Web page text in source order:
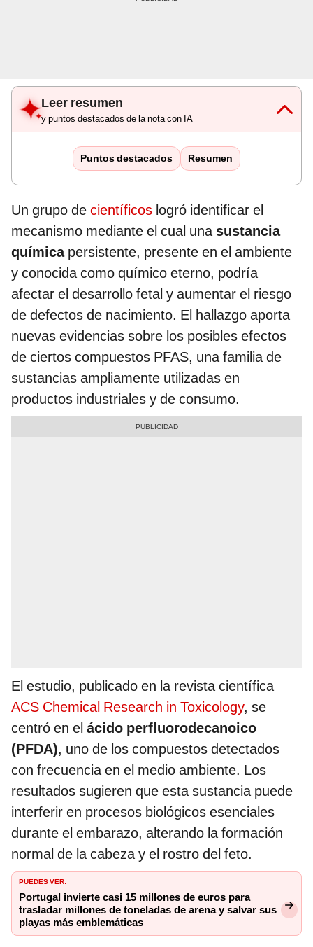
Leer resumen
y puntos destacados de la nota con IA
Puntos destacados Resumen
Un grupo de científicos logró identificar el
mecanismo mediante el cual una sustancia
químicapersistente, presente en el ambiente
y conocida como químico eterno, podría
afectar el desarrollo fetal y aumentar el riesgo
de defectos de nacimiento. El hallazgo aporta
nuevas evidencias sobre los posibles efectos
de ciertos compuestos PFAS, una familia de
sustancias ampliamente utilizadas en
productos industriales y de consumo.
El estudio, publicado en la revista científica
ACS Chemical Research in Toxicology, se
centró en el ácido perfluorodecanoico
(PFDA), uno de los compuestos detectados
con frecuencia en el medio ambiente. Los
resultados sugieren que esta sustancia puede
interferir en procesos biológicos esenciales
durante el embarazo, alterando la formación
normal de la cabeza y el rostro del feto.
PUEDES VER:
Portugal invierte casi 15 millones de euros para
trasladar millones de toneladas de arena y salvar sus
playas más emblemáticas